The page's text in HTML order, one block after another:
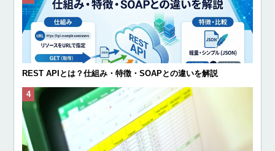
REST APIとは？仕組み・特徴・SOAPとの違いを解説